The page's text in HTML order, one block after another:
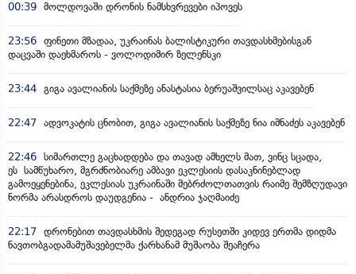
00:39 მოლდოვაში დრონის ნამსხვრევები იპოვეს
23:56 ფინეთი მზადაა, უკრაინას ბალისტიკური თავდასხმებისგან
დაცვაში დაეხმაროს - ვოლოდიმირ ზელენსკი
23:44 გიგა ავალიანის საქმეზე ანასტასია ბერუაშვილსაც აკავებენ
22:47 ადვოკატის ცნობით, გიგა ავალიანის საქმეზე ნია იმნაძეს აკავებენ
22:46 სიმართლე გაცხადდება და თავად ამხელს მათ, ვინც სცადა,
ეს სამწუხარო, მგრძნობიარე ამბავი ეკლესიის დასაკნინებლად
გამოეყენებინა, ეკლესიას უკრაინაში მებრძოლთათვის რაიმე შემზღუდავი
ნორმა არასდროს დაუდგენია - ანდრია ჯაღმაიძე
22:17 დრონებით თავდასხმის შედეგად რუსეთში კიდევ ერთმა დიდმა
ნავთობგადამამუშავებელმა ქარხანამ მუშაობა შეაჩერა